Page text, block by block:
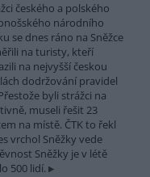
českého a polského
národního
se dnes ráno na Sněžce
na turisty, kteří
na nejvyšší českou
dodržování pravidel
byli strážci na
museli řešit 23
na místě. ČTK to řekl
vrchol Sněžky vede
Sněžky je v létě
500 lidí.